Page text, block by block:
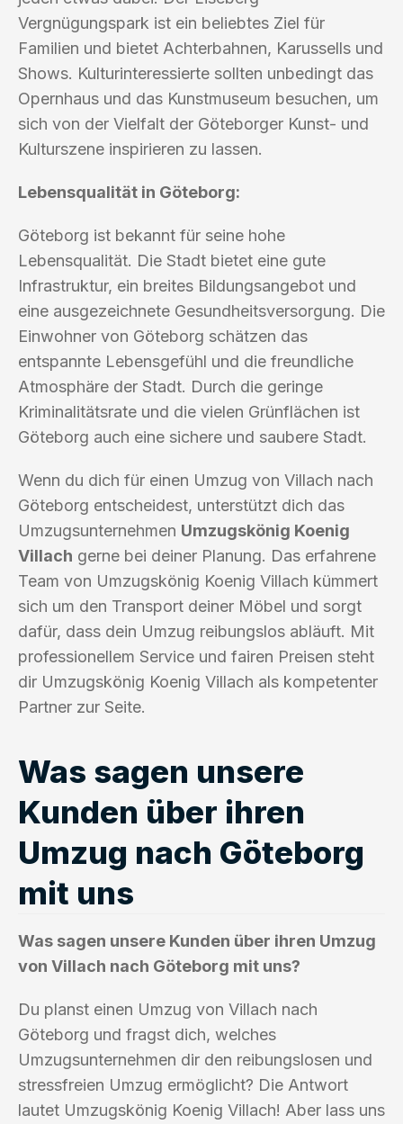
Vergnügungspark ist ein beliebtes Ziel für
Familien und bietet Achterbahnen, Karussells und
Shows. Kulturinteressierte sollten unbedingt das
Opernhaus und das Kunstmuseum besuchen, um
sich von der Vielfalt der Göteborger Kunst- und
Kulturszene inspirieren zu lassen.
Lebensqualität in Göteborg:
Göteborg ist bekannt für seine hohe
Lebensqualität. Die Stadt bietet eine gute
Infrastruktur, ein breites Bildungsangebot und
eine ausgezeichnete Gesundheitsversorgung. Die
Einwohner von Göteborg schätzen das
entspannte Lebensgefühl und die freundliche
Atmosphäre der Stadt. Durch die geringe
Kriminalitätsrate und die vielen Grünflächen ist
Göteborg auch eine sichere und saubere Stadt.
Wenn du dich für einen Umzug von Villach nach
Göteborg entscheidest, unterstützt dich das
Umzugsunternehmen Umzugskönig Koenig
Villach gerne bei deiner Planung. Das erfahrene
Team von Umzugskönig Koenig Villach kümmert
sich um den Transport deiner Möbel und sorgt
dafür, dass dein Umzug reibungslos abläuft. Mit
professionellem Service und fairen Preisen steht
dir Umzugskönig Koenig Villach als kompetenter
Partner zur Seite.
Was sagen unsere
Kunden über ihren
Umzug nach Göteborg
mit uns
Was sagen unsere Kunden über ihren Umzug
von Villach nach Göteborg mit uns?
Du planst einen Umzug von Villach nach
Göteborg und fragst dich, welches
Umzugsunternehmen dir den reibungslosen und
stressfreien Umzug ermöglicht? Die Antwort
lautet Umzugskönig Koenig Villach! Aber lass uns